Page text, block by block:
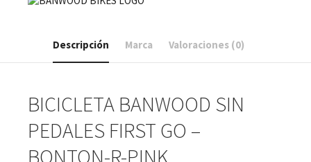
Descripción Marca Valoraciones (0)
BICICLETA BANWOOD SIN
PEDALES FIRST GO –
BONTON-R-PINK